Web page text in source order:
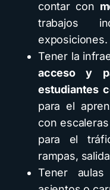
contar con
trabajos
exposiciones.
Tener la
acceso y
estudiantes
para el
con
para el
rampas,
Tener